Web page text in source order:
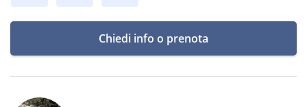
Chiedi info o prenota